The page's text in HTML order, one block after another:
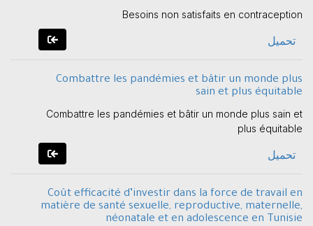
Besoins non satisfaits en contraception
تحميل
Combattre les pandémies et bâtir un monde plus
sain et plus équitable
Combattre les pandémies et bâtir un monde plus sain et
plus équitable
تحميل
Coût efficacité d’investir dans la force de travail en
matière de santé sexuelle, reproductive, maternelle,
néonatale et en adolescence en Tunisie